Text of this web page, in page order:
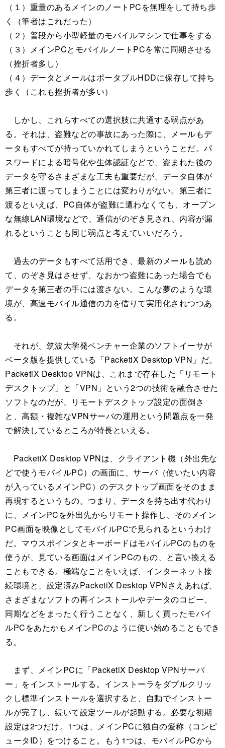
（１）重量のあるメインのノートPCを無理をして持ち歩
く（筆者はこれだった）
（２）普段から小型軽量のモバイルマシンで仕事をする
（３）メインPCとモバイルノートPCを常に同期させる
（挫折者多し）
（４）データとメールはポータブルHDDに保存して持ち
歩く（これも挫折者が多い）
しかし、これらすべての選択肢に共通する弱点があ
る。それは、盗難などの事故にあった際に、メールもデ
ータもすべてが持っていかれてしまうということだ。パ
スワードによる暗号化や生体認証などで、盗まれた後の
データを守るさまざまな工夫も重要だが、データ自体が
第三者に渡ってしまうことには変わりがない。第三者に
渡るといえば、PC自体が盗難に遭わなくても、オープン
な無線LAN環境などで、通信がのぞき見され、内容が漏
れるということも同じ弱点と考えていいだろう。
過去のデータもすべて活用でき、最新のメールも読め
て、のぞき見はさせず、なおかつ盗難にあった場合でも
データを第三者の手には渡さない。こんな夢のような環
境が、高速モバイル通信の力を借りて実用化されつつあ
る。
それが、筑波大学発ベンチャー企業のソフトイーサが
ベータ版を提供している「PacketiX Desktop VPN」だ。
PacketiX Desktop VPNは、これまで存在した「リモート
デスクトップ」と「VPN」という2つの技術を融合させた
ソフトなのだが、リモートデスクトップ設定の面倒さ
と、高額・複雑なVPNサーバの運用という問題点を一発
で解決しているところが特長といえる。
PacketiX Desktop VPNは、クライアント機（外出先な
どで使うモバイルPC）の画面に、サーバ（使いたい内容
が入っているメインPC）のデスクトップ画面をそのまま
再現するというもの。つまり、データを持ち出す代わり
に、メインPCを外出先からリモート操作し、そのメイン
PC画面を映像としてモバイルPCで見られるというわけ
だ。マウスポインタとキーボードはモバイルPCのものを
使うが、見ている画面はメインPCのもの、と言い換える
こともできる。極端なことをいえば、インターネット接
続環境と、設定済みPacketiX Desktop VPNさえあれば、
さまざまなソフトの再インストールやデータのコピー、
同期などをまったく行うことなく、新しく買ったモバイ
ルPCをあたかもメインPCのように使い始めることもでき
る。
まず、メインPCに「PacketiX Desktop VPNサーバ
ー」をインストールする。インストーラをダブルクリッ
クし標準インストールを選択すると、自動でインストー
ルが完了し、続いて設定ツールが起動する。必要な初期
設定は2つだけ。1つは、メインPCに独自の愛称（コンピ
ュータID）をつけること。もう1つは、モバイルPCから